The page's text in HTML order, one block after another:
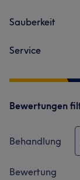
Sauberkeit
Service
Bewertungen
Behandlung
Bewertung